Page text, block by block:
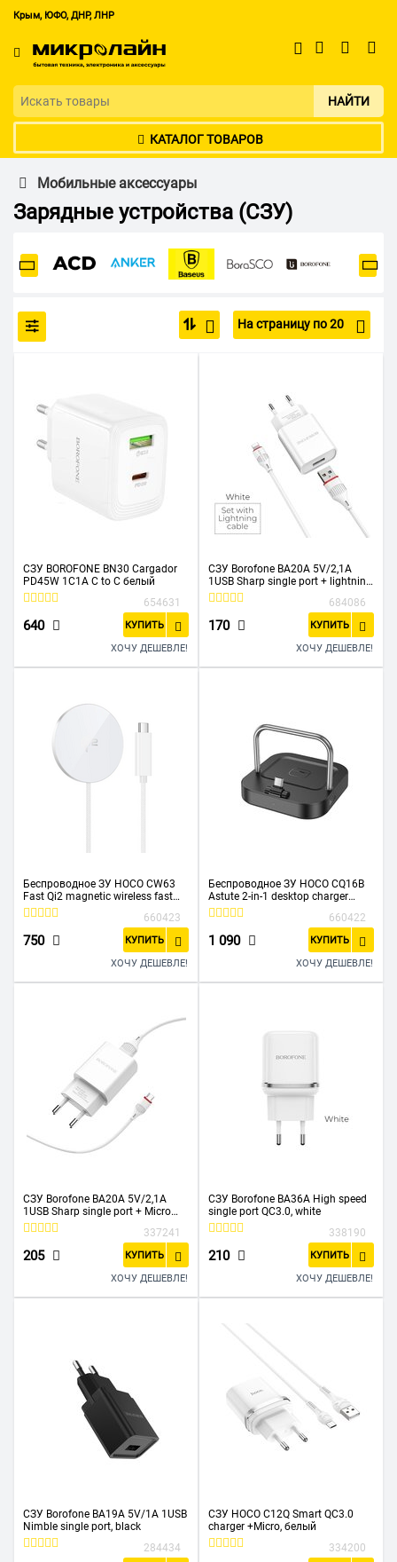
Крым, ЮФО, ДНР, ЛНР
НАЙТИ
КАТАЛОГ ТОВАРОВ
Мобильные аксессуары
Зарядные устройства (СЗУ)
На страницу по 20
СЗУ BOROFONE BN30 Cargador
PD45W 1C1A C to C белый
654631
640 КУПИТЬ
ХОЧУ ДЕШЕВЛЕ!
СЗУ Borofone BA20A 5V/2,1A
1USB Sharp single port + lightning
cable, white
684086
170 КУПИТЬ
ХОЧУ ДЕШЕВЛЕ!
Беспроводное ЗУ HOCO CW63
Fast Qi2 magnetic wireless fast
charger белый
660423
750 КУПИТЬ
ХОЧУ ДЕШЕВЛЕ!
Беспроводное ЗУ HOCO CQ16B
Astute 2-in-1 desktop charger
черный
660422
1 090 КУПИТЬ
ХОЧУ ДЕШЕВЛЕ!
СЗУ Borofone BA20A 5V/2,1A
1USB Sharp single port + Micro
cable, white
337241
205 КУПИТЬ
ХОЧУ ДЕШЕВЛЕ!
СЗУ Borofone BA36A High speed
single port QC3.0, white
338190
210 КУПИТЬ
ХОЧУ ДЕШЕВЛЕ!
СЗУ Borofone BA19A 5V/1A 1USB
Nimble single port, black
284434
СЗУ HOCO C12Q Smart QC3.0
charger +Micro, белый
334200